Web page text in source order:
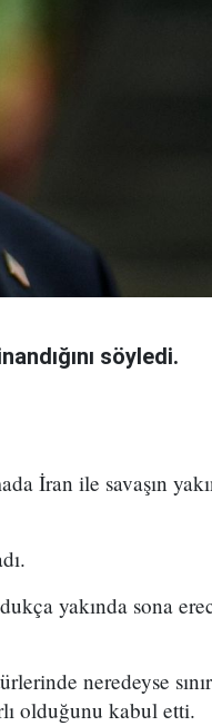
söyledi.
İran ile savaşın
yakında sona
neredeyse
olduğunu kabul etti.